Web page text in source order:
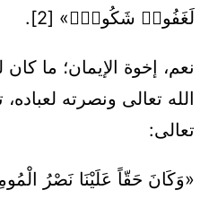
لَغَفُورٞ شَكُورٌۖ» [2].
نعم، إخوة الإيمان؛ ما
الله تعالى ونصرته
تعالى:
«وَكَانَ حَقّاً عَلَيْنَا نَصْرُ